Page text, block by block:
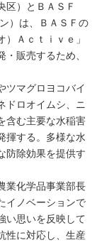
区）とＢＡＳＦ
）は、ＢＡＳＦの
Ａｃｔｉｖｅ」
販売するため、
ツマグロヨコバイ
ドロオイムシ、ニ
含む主要な水稲害
揮する。多様な水
防除効果を提供す
業化学品事業部長
イノベーションで
い思いを反映して
性に対応し、生産